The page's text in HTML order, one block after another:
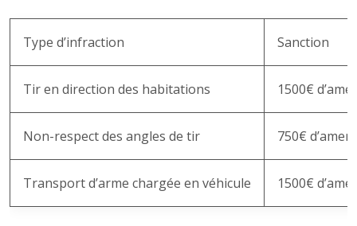
Type d’infraction Sanction
Tir en direction des habitations 1500€
Non-respect des angles de tir 750€
Transport d’arme chargée en véhicule 1500€